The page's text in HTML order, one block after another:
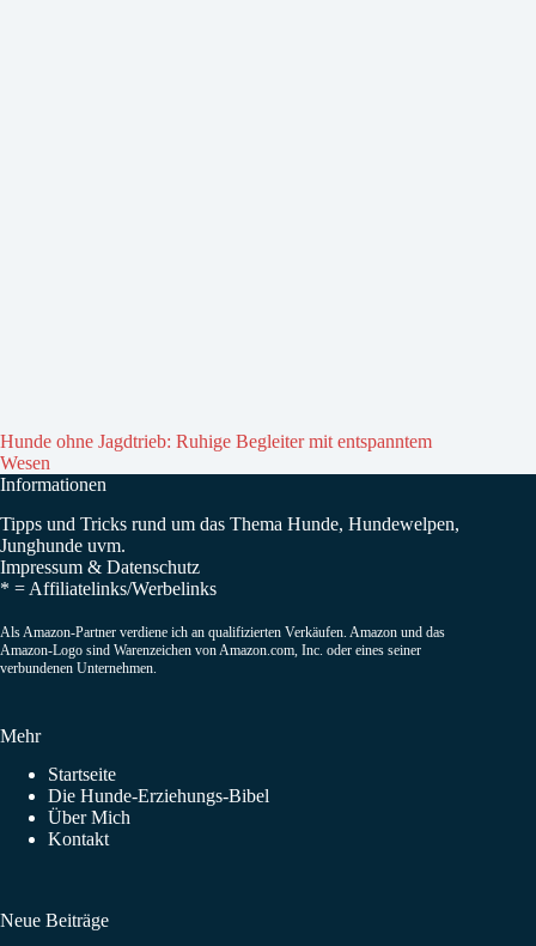
Hunde ohne Jagdtrieb: Ruhige Begleiter mit entspanntem
Wesen
Informationen
Tipps und Tricks rund um das Thema Hunde, Hundewelpen,
Junghunde uvm.
Impressum & Datenschutz
* = Affiliatelinks/Werbelinks
Als Amazon-Partner verdiene ich an qualifizierten Verkäufen. Amazon und das
Amazon-Logo sind Warenzeichen von Amazon.com, Inc. oder eines seiner
verbundenen Unternehmen.
Mehr
Startseite
Die Hunde-Erziehungs-Bibel
Über Mich
Kontakt
Neue Beiträge